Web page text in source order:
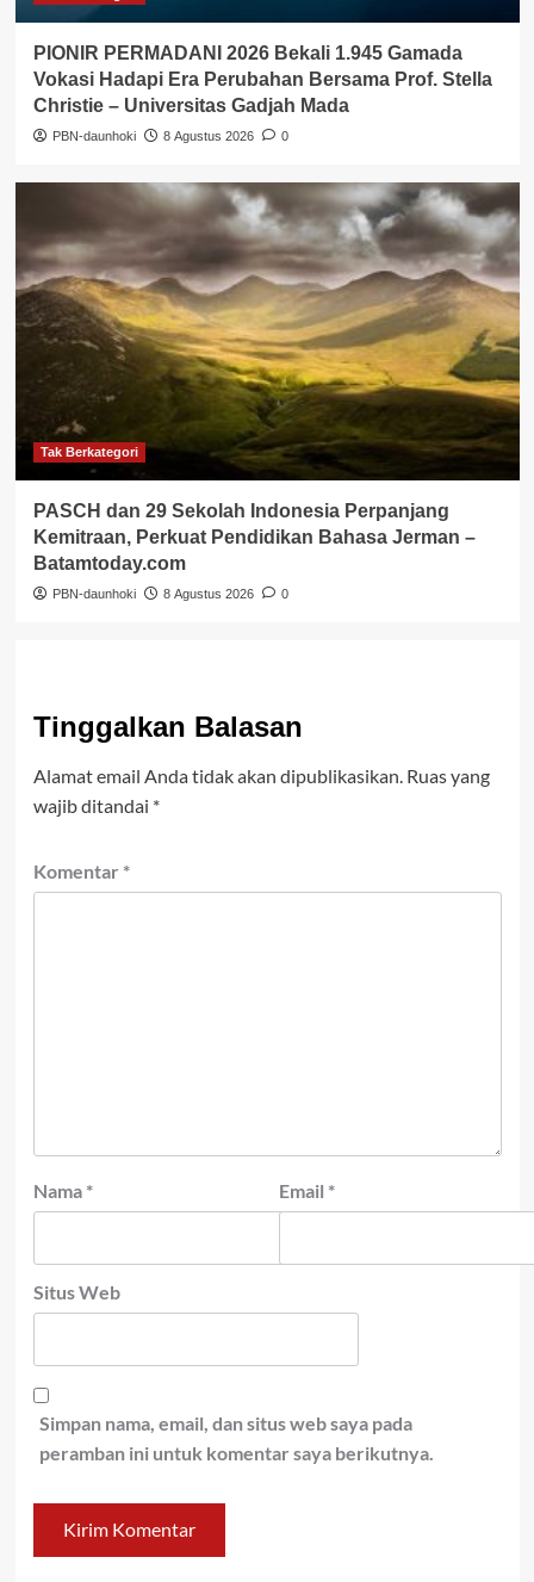
PIONIR PERMADANI 2026 Bekali 1.945 Gamada
Vokasi Hadapi Era Perubahan Bersama Prof. Stella
Christie – Universitas Gadjah Mada
PBN-daunhoki 8 Agustus 2026 0
Tak Berkategori
PASCH dan 29 Sekolah Indonesia Perpanjang
Kemitraan, Perkuat Pendidikan Bahasa Jerman –
Batamtoday.com
PBN-daunhoki 8 Agustus 2026 0
Tinggalkan Balasan
Alamat email Anda tidak akan dipublikasikan. Ruas yang
wajib ditandai *
Komentar *
Nama * Email *
Situs Web
Simpan nama, email, dan situs web saya pada
peramban ini untuk komentar saya berikutnya.